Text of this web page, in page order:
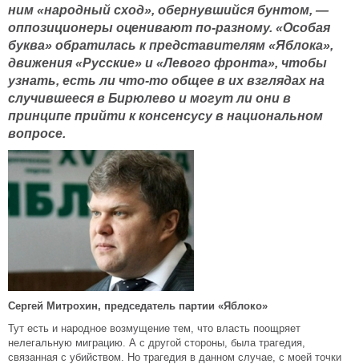
ним «народный сход», обернувшийся бунтом, —
оппозиционеры оценивают по-разному. «Особая
буква» обратилась к представителям «Яблока»,
движения «Русские» и «Левого фронта», чтобы
узнать, есть ли что-то общее в их взглядах на
случившееся в Бирюлево и могут ли они в
принципе прийти к консенсусу в национальном
вопросе.
Сергей Митрохин, председатель партии «Яблоко»
Тут есть и народное возмущение тем, что власть поощряет
нелегальную миграцию. А с другой стороны, была трагедия,
связанная с убийством. Но трагедия в данном случае, с моей точки